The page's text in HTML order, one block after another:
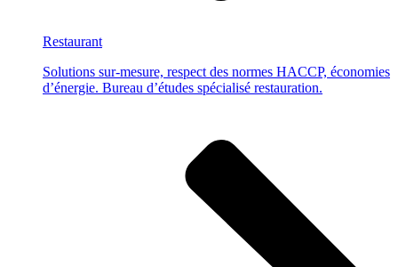
Restaurant
Solutions sur-mesure, respect des normes HACCP, économies
d’énergie. Bureau d’études spécialisé restauration.